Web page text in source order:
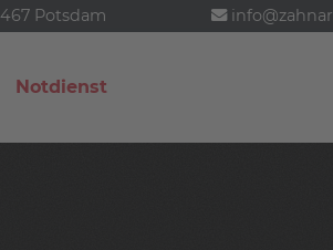
Potsdam
Notdienst